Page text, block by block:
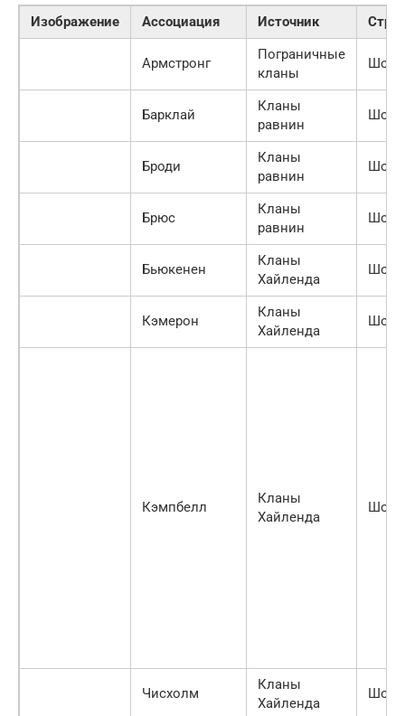
Изображение Ассоциация Источник
Армстронг
Пограничные
кланы
Барклай
Кланы
равнин
Броди
Кланы
равнин
Брюс
Кланы
равнин
Бьюкенен
Кланы
Хайленда
Кэмерон
Кланы
Хайленда
Кэмпбелл
Кланы
Хайленда
Чисхолм
Кланы
Хайленда